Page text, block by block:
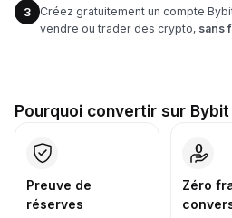
3
Créez gratuitement un compte
vendre ou trader des crypto, sans
Pourquoi convertir sur Bybit
Preuve de
réserves
Zéro